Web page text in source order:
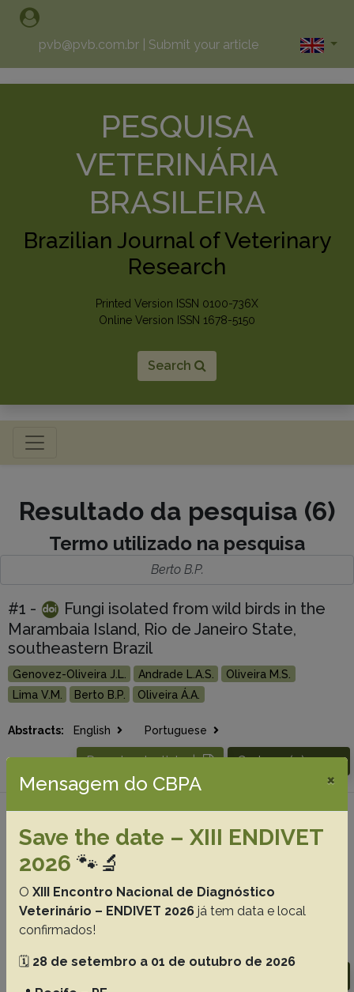
pvb@pvb.com.br Submit your article
PESQUISA
VETERINÁRIA
BRASILEIRA
Brazilian Journal of Veterinary
Research
Printed Version ISSN 0100-736X
Online Version ISSN 1678-5150
Search
Toggle navigation
Resultado da pesquisa (6)
Termo utilizado na pesquisa
Berto B.P.
#1 -
Fungi isolated from wild birds in the
Marambaia Island, Rio de Janeiro State,
southeastern Brazil
Genovez-Oliveira J.L. Andrade L.A.S.
Oliveira M.S.
Lima V.M.
Berto B.P. Oliveira Á.A.
Abstracts: English Portuguese
Go to 44(0), 2024
Download article |
green-winged saltator Saltator similis in
Itatiaia National Park in southeastern Brazil
Maronezi C. Ortúzar-Ferreira C.N.
Andrade L.A.S.
Caruncho C.M.S.
Oliveira M.S. Berto B.P.
Mensagem do CBPA ×
Save the date – XIII ENDIVET
2026 🐾🔬
O XIII Encontro Nacional de Diagnóstico
Veterinário – ENDIVET 2026 já tem data e local
confirmados!
🗓️ 28 de setembro a 01 de outubro de 2026